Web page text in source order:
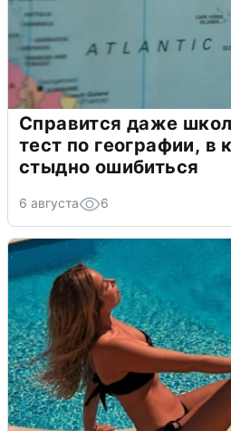
Справится даже
тест по географии, в
стыдно ошибиться
6 августа 6